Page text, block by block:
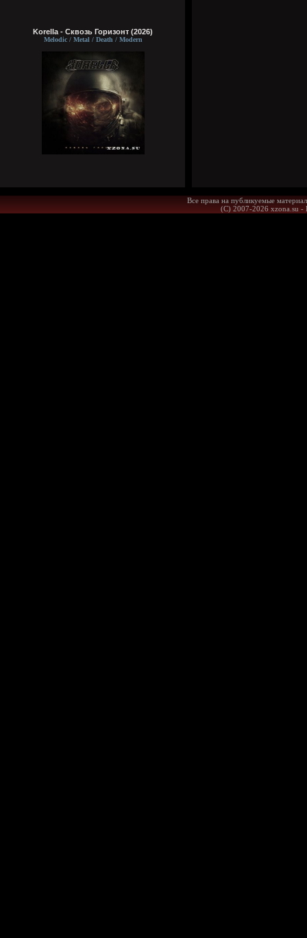
Korella - Сквозь Горизонт (2026)
Melodic / Metal / Death / Modern
Все права на публикуемые
(С) 2007-2026 xzona.su -